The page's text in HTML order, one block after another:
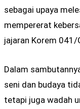
sebagai upaya
mempererat
jajaran Korem 041/
Dalam
seni dan budaya
tetapi juga wadah